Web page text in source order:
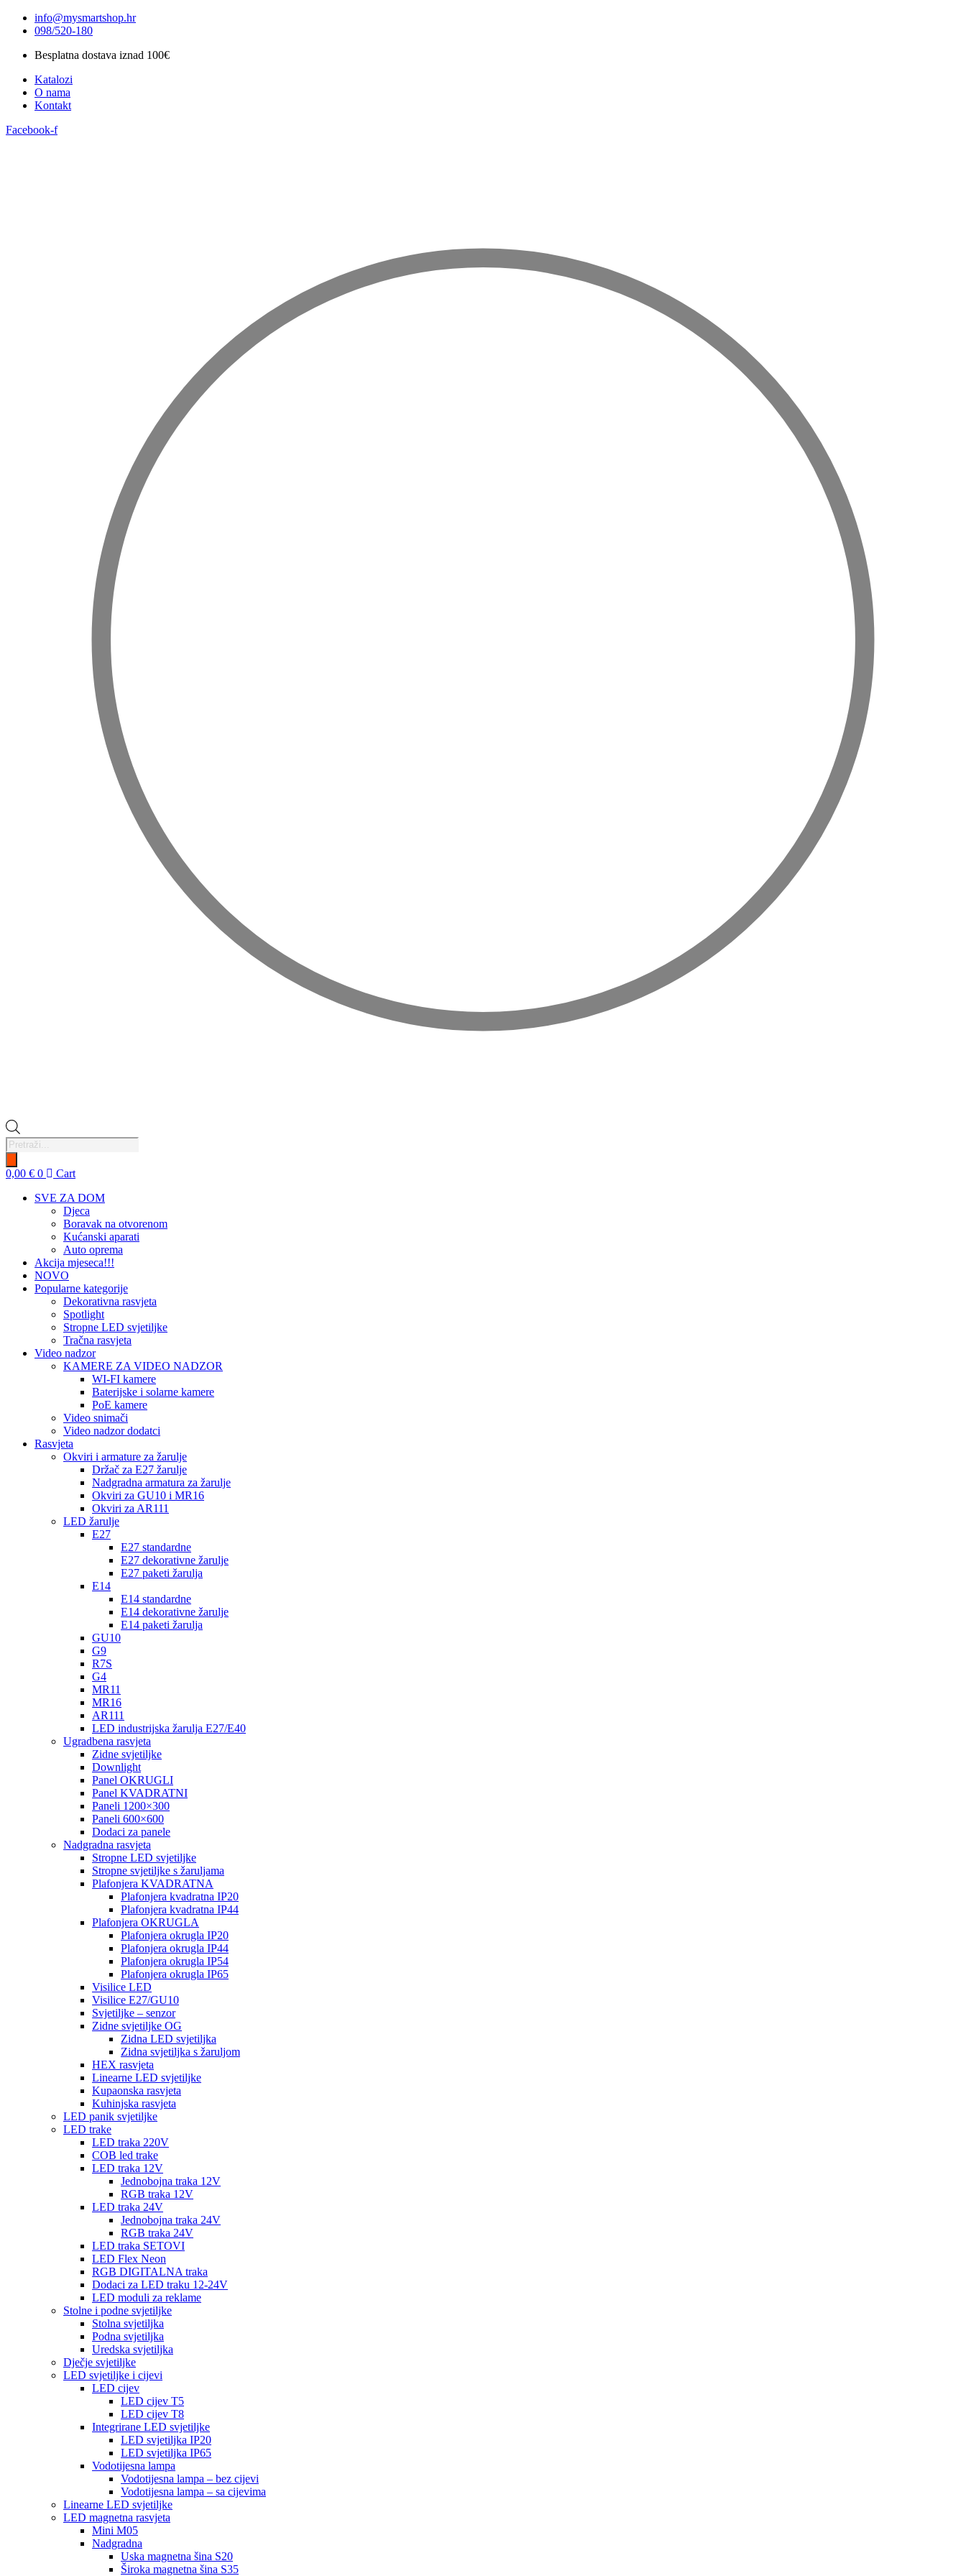
info@mysmartshop.hr
098/520-180
Besplatna dostava iznad 100€
Katalozi
O nama
Kontakt
Facebook-f
Products
search
0,00 € 0
Cart
SVE ZA DOM
Djeca
Boravak na otvorenom
Kućanski aparati
Auto oprema
Akcija mjeseca!!!
NOVO
Popularne kategorije
Dekorativna rasvjeta
Spotlight
Stropne LED svjetiljke
Tračna rasvjeta
Video nadzor
KAMERE ZA VIDEO NADZOR
WI-FI kamere
Baterijske i solarne kamere
PoE kamere
Video snimači
Video nadzor dodatci
Rasvjeta
Okviri i armature za žarulje
Držač za E27 žarulje
Nadgradna armatura za žarulje
Okviri za GU10 i MR16
Okviri za AR111
LED žarulje
E27
E27 standardne
E27 dekorativne žarulje
E27 paketi žarulja
E14
E14 standardne
E14 dekorativne žarulje
E14 paketi žarulja
GU10
G9
R7S
G4
MR11
MR16
AR111
LED industrijska žarulja E27/E40
Ugradbena rasvjeta
Zidne svjetiljke
Downlight
Panel OKRUGLI
Panel KVADRATNI
Paneli 1200×300
Paneli 600×600
Dodaci za panele
Nadgradna rasvjeta
Stropne LED svjetiljke
Stropne svjetiljke s žaruljama
Plafonjera KVADRATNA
Plafonjera kvadratna IP20
Plafonjera kvadratna IP44
Plafonjera OKRUGLA
Plafonjera okrugla IP20
Plafonjera okrugla IP44
Plafonjera okrugla IP54
Plafonjera okrugla IP65
Visilice LED
Visilice E27/GU10
Svjetiljke – senzor
Zidne svjetiljke OG
Zidna LED svjetiljka
Zidna svjetiljka s žaruljom
HEX rasvjeta
Linearne LED svjetiljke
Kupaonska rasvjeta
Kuhinjska rasvjeta
LED panik svjetiljke
LED trake
LED traka 220V
COB led trake
LED traka 12V
Jednobojna traka 12V
RGB traka 12V
LED traka 24V
Jednobojna traka 24V
RGB traka 24V
LED traka SETOVI
LED Flex Neon
RGB DIGITALNA traka
Dodaci za LED traku 12-24V
LED moduli za reklame
Stolne i podne svjetiljke
Stolna svjetiljka
Podna svjetiljka
Uredska svjetiljka
Dječje svjetiljke
LED svjetiljke i cijevi
LED cijev
LED cijev T5
LED cijev T8
Integrirane LED svjetiljke
LED svjetiljka IP20
LED svjetiljka IP65
Vodotijesna lampa
Vodotijesna lampa – bez cijevi
Vodotijesna lampa – sa cijevima
Linearne LED svjetiljke
LED magnetna rasvjeta
Mini M05
Nadgradna
Uska magnetna šina S20
Široka magnetna šina S35